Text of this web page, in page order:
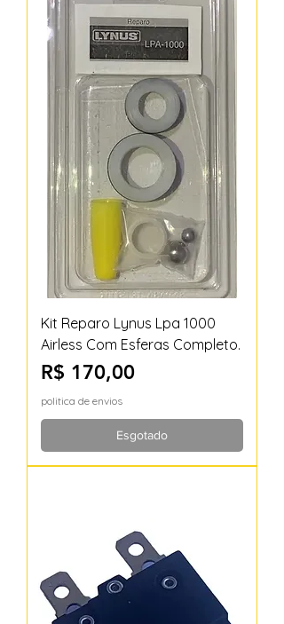
Kit Reparo Lynus Lpa 1000
Airless Com Esferas Completo.
Preço
R$ 170,00
politica de envios
Esgotado